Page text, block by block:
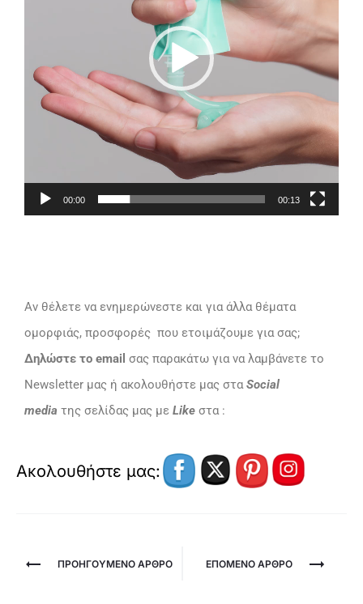
00:00 00:13
Αν θέλετε να ενημερώνεστε και για άλλα θέματα
ομορφιάς, προσφορές που ετοιμάζουμε για σας;
Δηλώστε το email σας παρακάτω για να λαμβάνετε το
Newsletter μας ή ακολουθήστε μας σταSocial
media της σελίδας μας με Like στα :
Ακολουθήστε μας:
ΠΡΟΗΓΟΎΜΕΝΟ ΆΡΘΡΟ ΕΠΌΜΕΝΟ ΑΡΘΡΟ